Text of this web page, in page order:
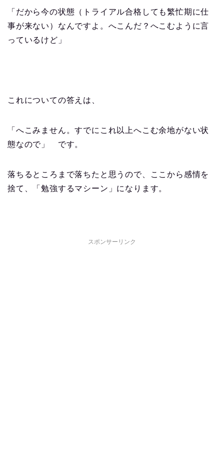
「だから今の状態（トライアル合格しても繁忙期に仕
事が来ない）なんですよ。へこんだ？へこむように言
っているけど」
これについての答えは、
「へこみません。すでにこれ以上へこむ余地がない状
態なので」 です。
落ちるところまで落ちたと思うので、ここから感情を
捨て、「勉強するマシーン」になります。
スポンサーリンク